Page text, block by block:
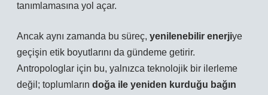
tanımlamasına yol açar.
Ancak aynı zamanda bu süreç, yenilenebilir enerjiye
geçişin etik boyutlarını da gündeme getirir.
Antropologlar için bu, yalnızca teknolojik bir ilerleme
değil; toplumların doğa ile yeniden kurduğu bağın